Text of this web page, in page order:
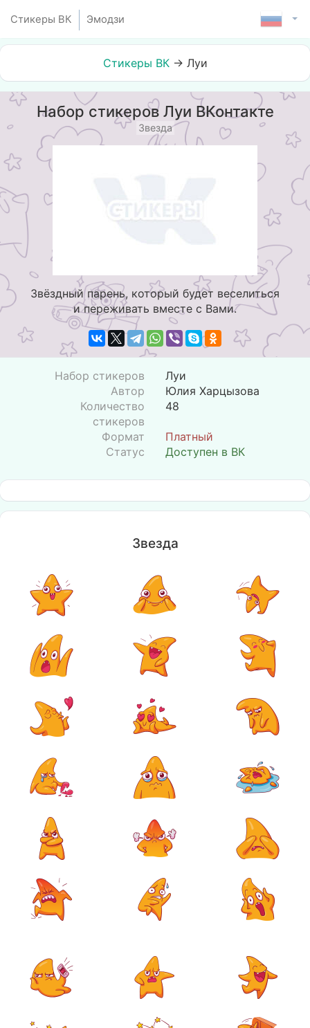
Стикеры ВК Эмодзи
Стикеры ВК→ Луи
Набор стикеров Луи ВКонтакте
Звезда
Звёздный парень, который будет веселиться
и переживать вместе с Вами.
Набор стикеров
Луи
Автор
Юлия Харцызова
Количество
стикеров
48
Формат
Платный
Статус
Доступен в ВК
Звезда